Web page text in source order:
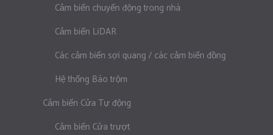
Cảm biến chuyển động trong nhà
Cảm biến LiDAR
Các cảm biến sợi quang / các cảm biến đồng
Hệ thống Báo trộm
Cảm biến Cửa Tự động
Cảm biến Cửa trượt